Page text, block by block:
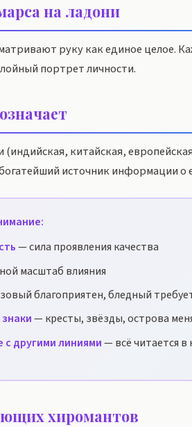
на ладони
руку как единое целое.
портрет личности.
китайская,
источник информации о
— сила проявления качества
масштаб влияния
благоприятен, бледный
— кресты, звёзды, острова
другими линиями— всё читается в
хиромантов